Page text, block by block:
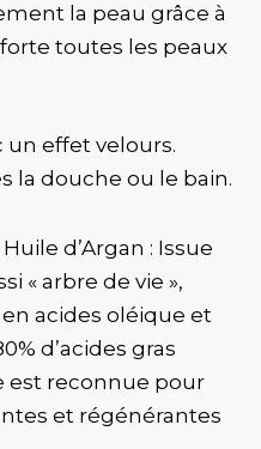
la peau grâce à
toutes les peaux
un effet velours.
la douche ou le bain.
d’Argan : Issue
« arbre de vie »,
en acides oléique et
d’acides gras
est reconnue pour
et régénérantes